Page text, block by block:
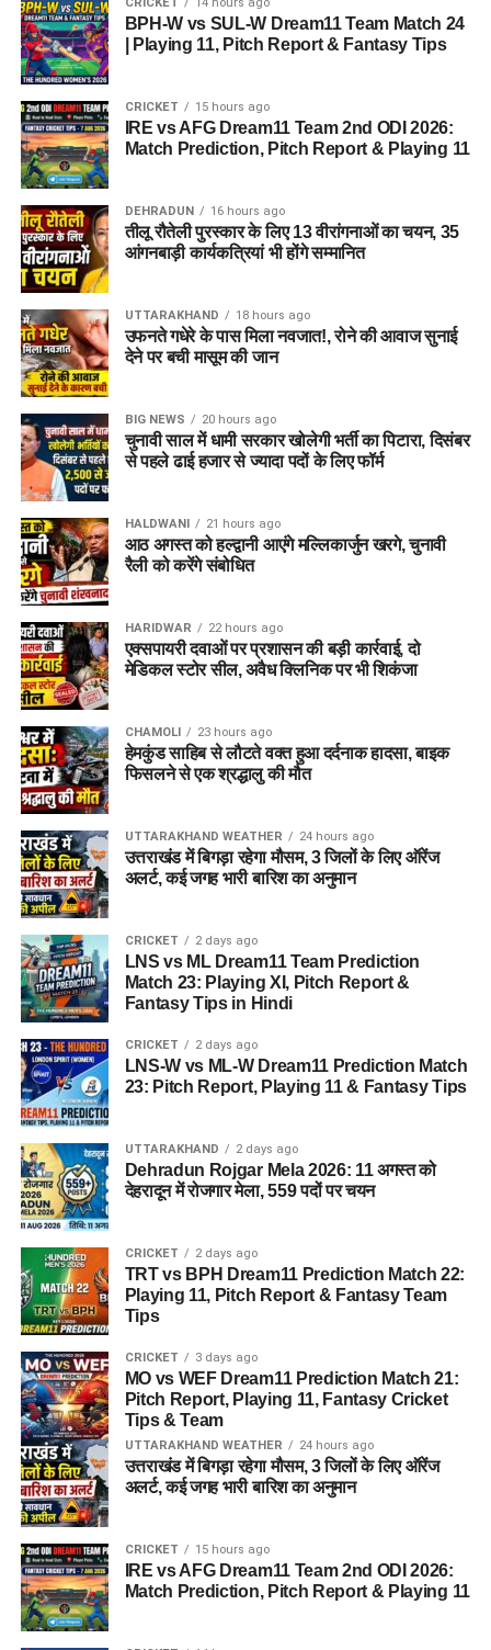
खिलाफ नियमानुसार सख्त कार्रवाई की जाएगी।
BPH-W vs SUL-W Dream11 Team Match 24
| Playing 11, Pitch Report & Fantasy Tips
CRICKET 15 hours ago
IRE vs AFG Dream11 Team 2nd ODI 2026:
Match Prediction, Pitch Report & Playing 11
DEHRADUN 16 hours ago
तीलू रौतेली पुरस्कार के लिए 13 वीरांगनाओं का चयन, 35
आंगनबाड़ी कार्यकत्रियां भी होंगे सम्मानित
UTTARAKHAND 18 hours ago
उफनते गधेरे के पास मिला नवजात!, रोने की आवाज सुनाई
देने पर बची मासूम की जान
BIG NEWS 20 hours ago
चुनावी साल में धामी सरकार खोलेगी भर्ती का पिटारा, दिसंबर
से पहले ढाई हजार से ज्यादा पदों के लिए फॉर्म
HALDWANI 21 hours ago
आठ अगस्त को हल्द्वानी आएंगे मल्लिकार्जुन खरगे, चुनावी
रैली को करेंगे संबोधित
HARIDWAR 22 hours ago
एक्सपायरी दवाओं पर प्रशासन की बड़ी कार्रवाई, दो
मेडिकल स्टोर सील, अवैध क्लिनिक पर भी शिकंजा
CHAMOLI 23 hours ago
हेमकुंड साहिब से लौटते वक्त हुआ दर्दनाक हादसा, बाइक
फिसलने से एक श्रद्धालु की मौत
UTTARAKHAND WEATHER 24 hours ago
उत्तराखंड में बिगड़ा रहेगा मौसम, 3 जिलों के लिए ऑरेंज
अलर्ट, कई जगह भारी बारिश का अनुमान
CRICKET 2 days ago
LNS vs ML Dream11 Team Prediction
Match 23: Playing XI, Pitch Report &
Fantasy Tips in Hindi
CRICKET 2 days ago
LNS-W vs ML-W Dream11 Prediction Match
23: Pitch Report, Playing 11 & Fantasy Tips
UTTARAKHAND 2 days ago
Dehradun Rojgar Mela 2026: 11 अगस्त को
देहरादून में रोजगार मेला, 559 पदों पर चयन
CRICKET 2 days ago
TRT vs BPH Dream11 Prediction Match 22:
Playing 11, Pitch Report & Fantasy Team
Tips
CRICKET 3 days ago
MO vs WEF Dream11 Prediction Match 21:
Pitch Report, Playing 11, Fantasy Cricket
Tips & Team
UTTARAKHAND WEATHER 24 hours ago
उत्तराखंड में बिगड़ा रहेगा मौसम, 3 जिलों के लिए ऑरेंज
अलर्ट, कई जगह भारी बारिश का अनुमान
CRICKET 15 hours ago
IRE vs AFG Dream11 Team 2nd ODI 2026:
Match Prediction, Pitch Report & Playing 11